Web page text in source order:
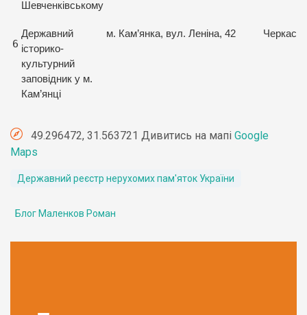
Шевченківському
6
Державний
історико-
культурний
заповідник у м.
Кам’янці
м. Кам’янка, вул. Леніна, 42
49.296472, 31.563721 Дивитись на мапі Google
Maps
Державний реєстр нерухомих пам'яток України
Блог Маленков Роман